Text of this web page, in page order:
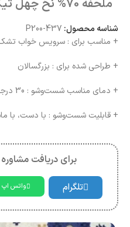
ملحفه 70% نخ چهل تیکه جدید عرض 2 کد 437
شناسه محصول: P200-437
+ مناسب برای : سرویس خواب
+ طراحی شده برای : بزرگسالان
+ دمای مناسب شست‌وشو : 30 درجه سانتیگراد
+ قابلیت شست‌وشو : با دست، با
برای دریافت مشاوره
تلگرام واتس اپ